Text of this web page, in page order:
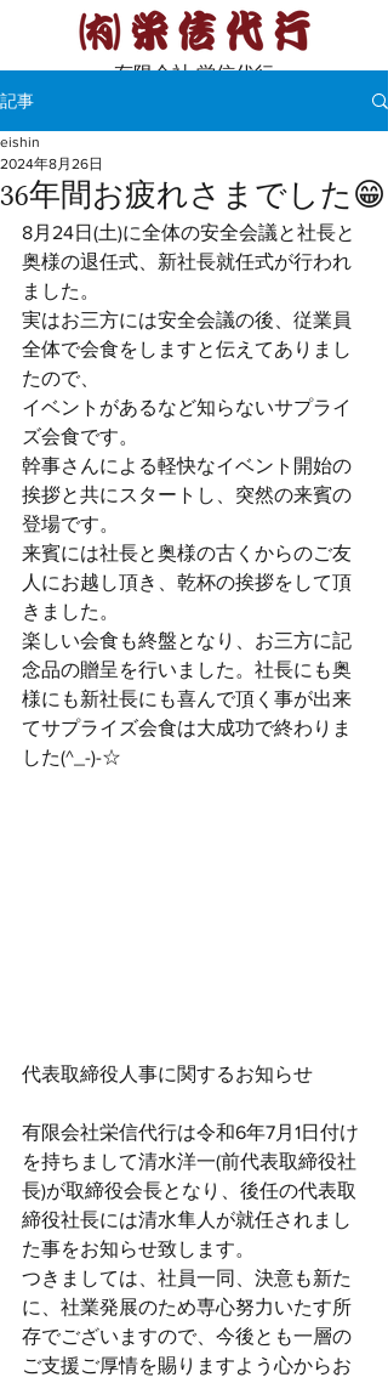
有限会社 栄信代行
記事
36年間お疲れさまでした😁
eishin
2024年8月26日
8月24日(土)に全体の安全会議と社長と
奥様の退任式、新社長就任式が行われ
ました。
実はお三方には安全会議の後、従業員
全体で会食をしますと伝えてありまし
たので、
イベントがあるなど知らないサプライ
ズ会食です。
幹事さんによる軽快なイベント開始の
挨拶と共にスタートし、突然の来賓の
登場です。
来賓には社長と奥様の古くからのご友
人にお越し頂き、乾杯の挨拶をして頂
きました。
楽しい会食も終盤となり、お三方に記
念品の贈呈を行いました。社長にも奥
様にも新社長にも喜んで頂く事が出来
てサプライズ会食は大成功で終わりま
した(^_-)-☆
代表取締役人事に関するお知らせ
有限会社栄信代行は令和6年7月1日付け
を持ちまして清水洋一(前代表取締役社
長)が取締役会長となり、後任の代表取
締役社長には清水隼人が就任されまし
た事をお知らせ致します。
つきましては、社員一同、決意も新た
に、社業発展のため専心努力いたす所
存でございますので、今後とも一層の
ご支援ご厚情を賜りますよう心からお